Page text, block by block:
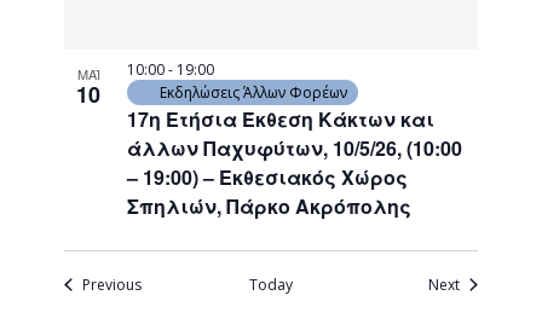
ΜΑΪ
10
17η Ετήσια Έκθεση Κάκτων και
άλλων Παχυφύτων, 10/5/26, (10:00
– 19:00) – Εκθεσιακός Χώρος
Σπηλιών, Πάρκο Ακρόπολης
10:00- 19:00
Εκδηλώσεις Άλλων Φορέων
PreviousEvents Today NextEvents